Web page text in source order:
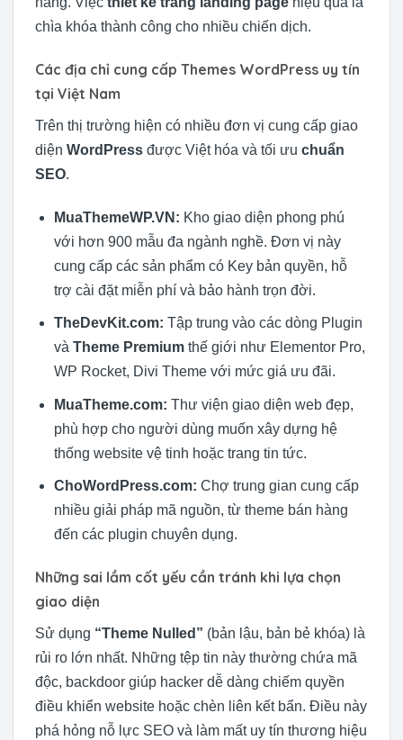
chìa khóa thành công cho nhiều chiến dịch.
Các địa chỉ cung cấp Themes WordPress uy tín
tại Việt Nam
Trên thị trường hiện có nhiều đơn vị cung cấp giao
diện WordPress được Việt hóa và tối ưu chuẩn
SEO.
MuaThemeWP.VN: Kho giao diện phong phú
với hơn 900 mẫu đa ngành nghề. Đơn vị này
cung cấp các sản phẩm có Key bản quyền, hỗ
trợ cài đặt miễn phí và bảo hành trọn đời.
TheDevKit.com: Tập trung vào các dòng Plugin
và Theme Premiumthế giới như Elementor Pro,
WP Rocket, Divi Theme với mức giá ưu đãi.
MuaTheme.com: Thư viện giao diện web đẹp,
phù hợp cho người dùng muốn xây dựng hệ
thống website vệ tinh hoặc trang tin tức.
ChoWordPress.com: Chợ trung gian cung cấp
nhiều giải pháp mã nguồn, từ theme bán hàng
đến các plugin chuyên dụng.
Những sai lầm cốt yếu cần tránh khi lựa chọn
giao diện
Sử dụng “Theme Nulled” (bản lậu, bản bẻ khóa) là
rủi ro lớn nhất. Những tệp tin này thường chứa mã
độc, backdoor giúp hacker dễ dàng chiếm quyền
điều khiển website hoặc chèn liên kết bẩn. Điều này
phá hỏng nỗ lực SEO và làm mất uy tín thương hiệu